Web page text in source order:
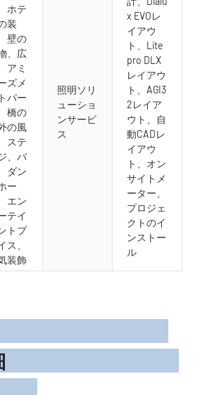
ホテ
装
壁の
、広
アミ
ズメ
パー
橋の
の風
ステ
、バ
ダン
ー
エン
テイ
トプ
ス、
装飾
照明ソリ
ューショ
ンサービ
ス
x EVOレ
イアウ
ト、Lite
pro DLX
レイアウ
ト、AGI3
2レイア
ウト、自
動CADレ
イアウ
ト、オン
サイトメ
ーター、
プロジェ
クトのイ
ンストー
ル
の詳細